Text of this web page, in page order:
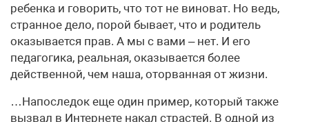
ребенка и говорить, что тот не виноват. Но ведь,
странное дело, порой бывает, что и родитель
оказывается прав. А мы с вами – нет. И его
педагогика, реальная, оказывается более
действенной, чем наша, оторванная от жизни.
…Напоследок еще один пример, который также
вызвал в Интернете накал страстей. В одной из